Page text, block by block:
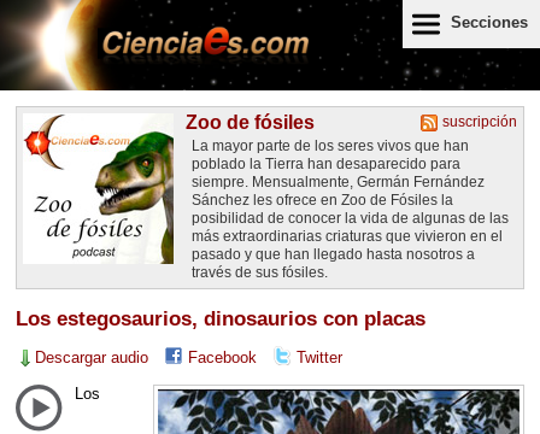
Secciones
suscripción
Zoo de fósiles
La mayor parte de los seres vivos que han
poblado la Tierra han desaparecido para
siempre. Mensualmente, Germán Fernández
Sánchez les ofrece en Zoo de Fósiles la
posibilidad de conocer la vida de algunas de las
más extraordinarias criaturas que vivieron en el
pasado y que han llegado hasta nosotros a
través de sus fósiles.
Los estegosaurios, dinosaurios con placas
Descargar audio Facebook Twitter
Los